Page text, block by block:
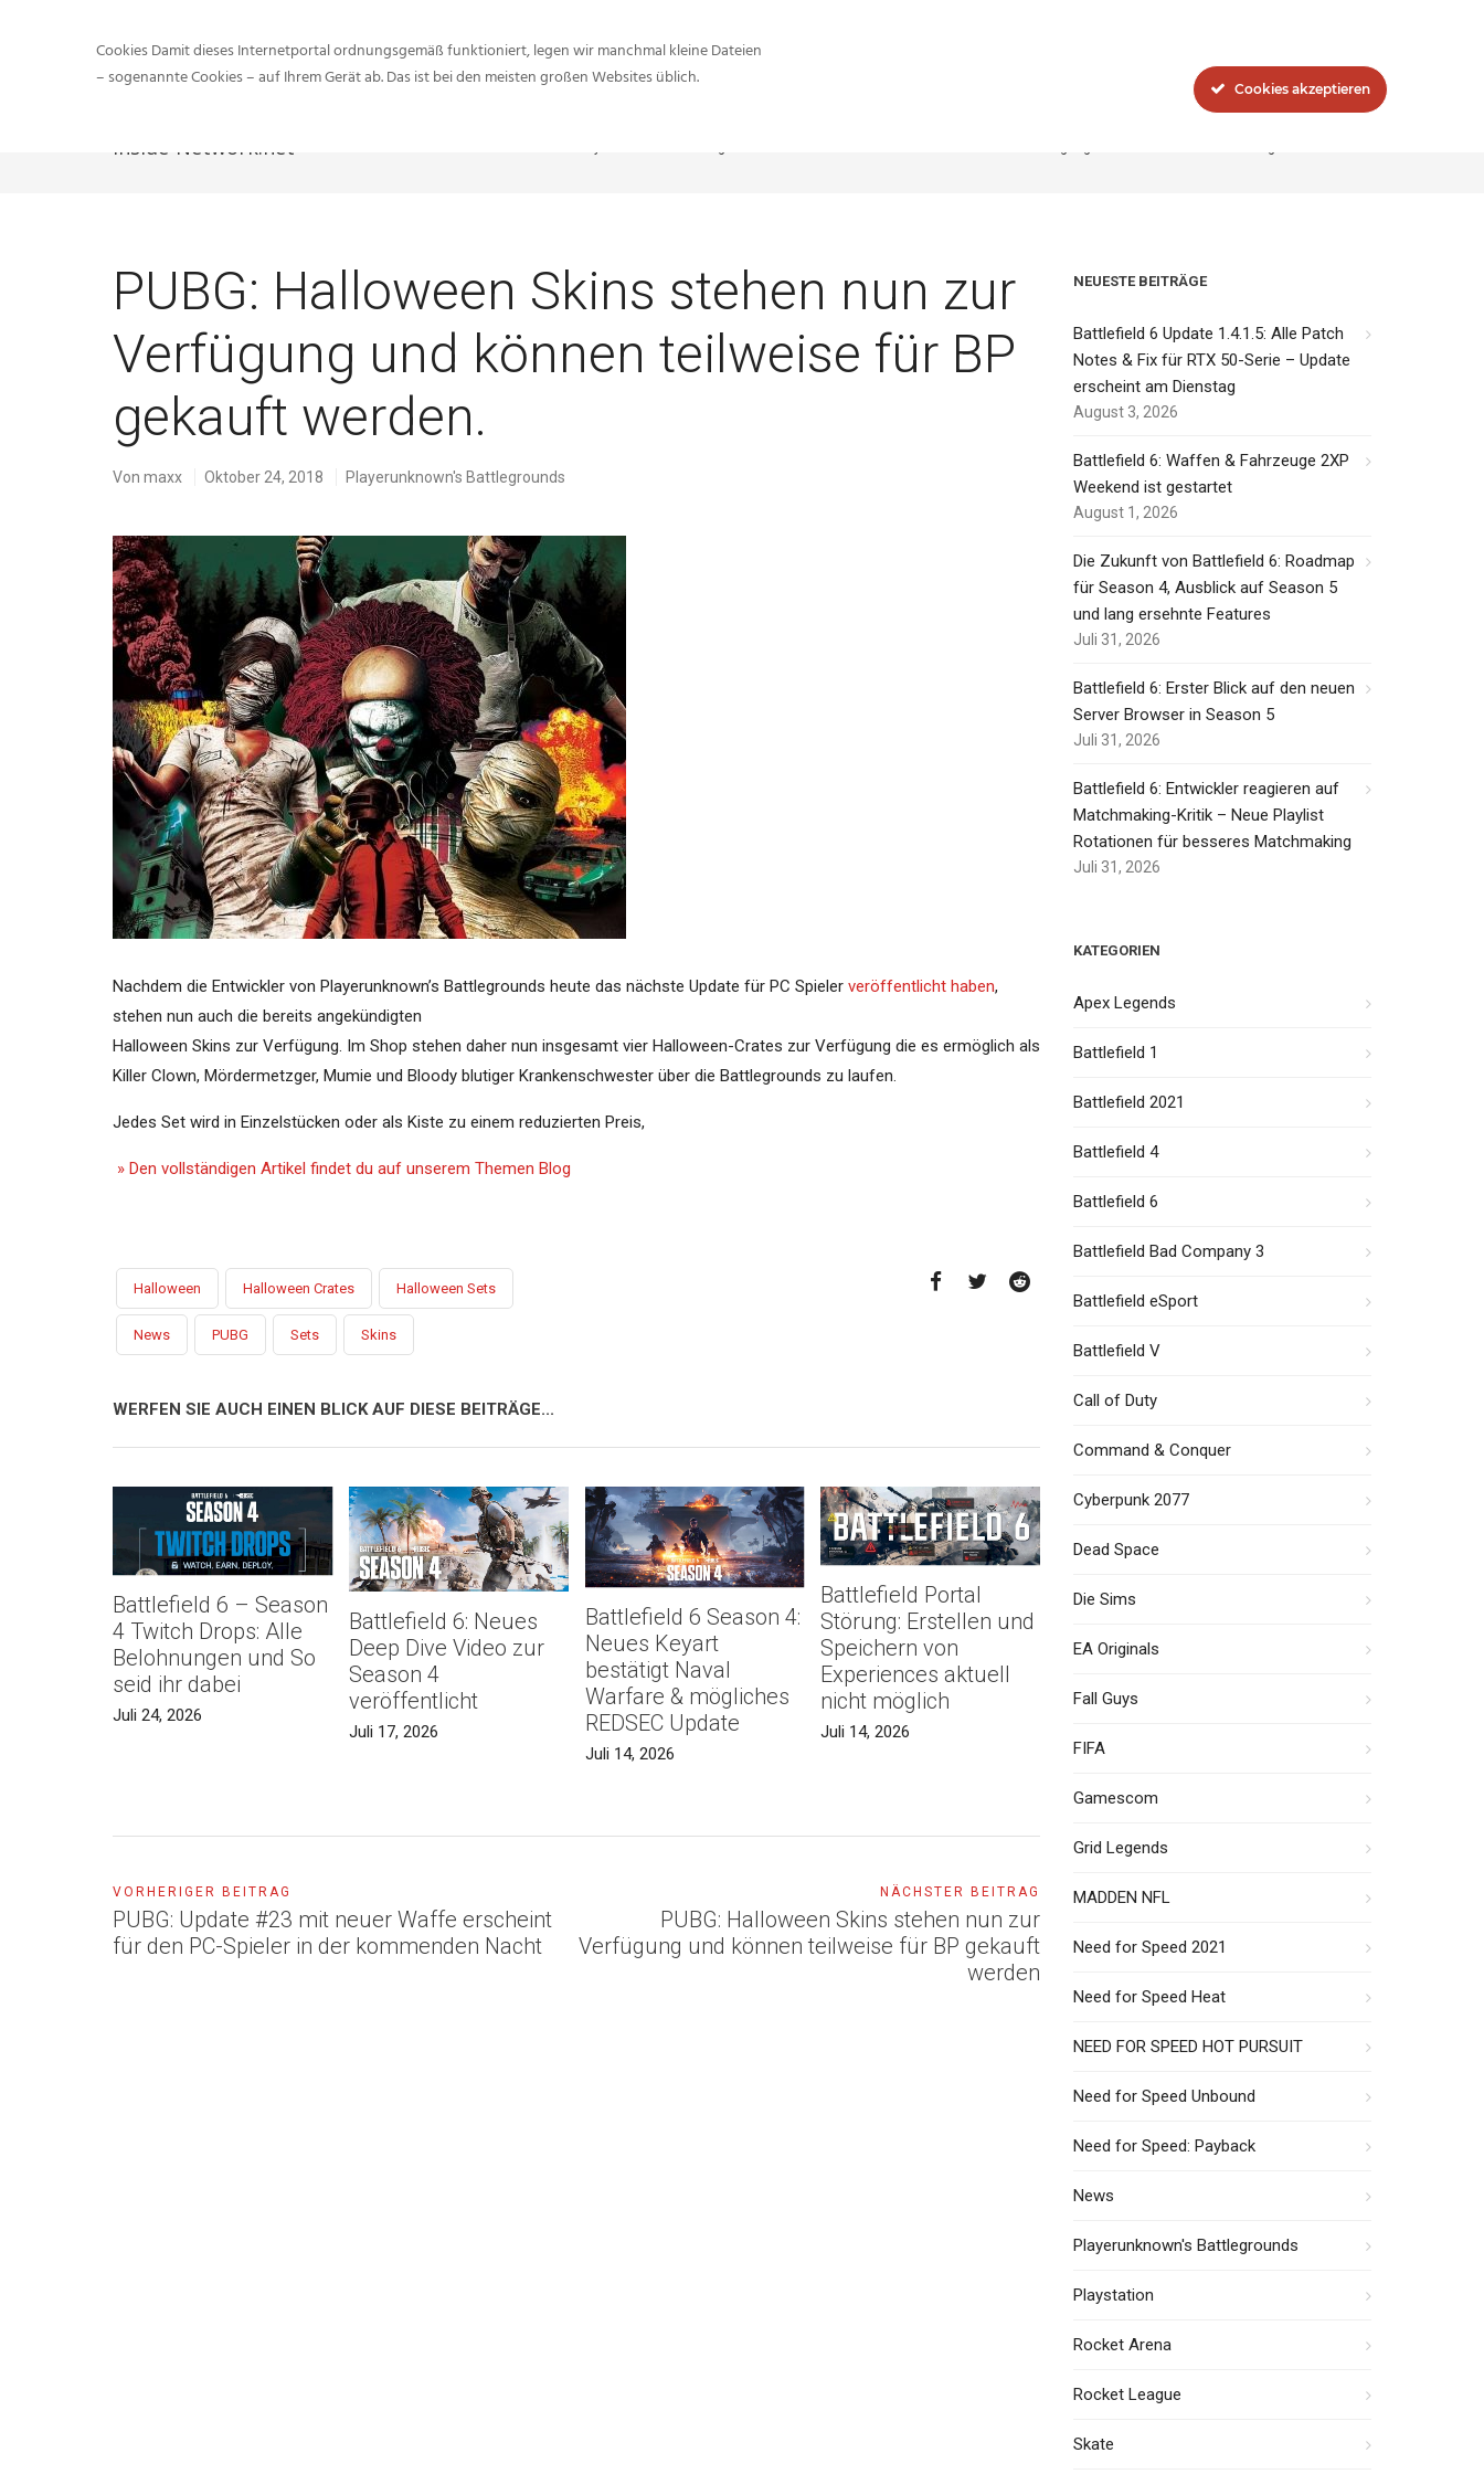
Inside-Network.net
PUBG: Halloween Skins stehen nun zur
Verfügung und können teilweise für BP
gekauft werden.
Von maxx Oktober 24, 2018 Playerunknown's Battlegrounds
Nachdem die Entwickler von Playerunknown’s Battlegrounds heute das nächste Update für PC Spieler veröffentlicht haben,
stehen nun auch die bereits angekündigten
Halloween Skins zur Verfügung. Im Shop stehen daher nun insgesamt vier Halloween-Crates zur Verfügung die es ermöglich als
Killer Clown, Mördermetzger, Mumie und Bloody blutiger Krankenschwester über die Battlegrounds zu laufen.
Jedes Set wird in Einzelstücken oder als Kiste zu einem reduzierten Preis,
» Den vollständigen Artikel findet du auf unserem Themen Blog
Halloween Halloween Crates Halloween Sets
News PUBG Sets Skins
WERFEN SIE AUCH EINEN BLICK AUF DIESE BEITRÄGE...
Battlefield 6 – Season
4 Twitch Drops: Alle
Belohnungen und So
seid ihr dabei
Juli 24, 2026
Battlefield 6: Neues
Deep Dive Video zur
Season 4
veröffentlicht
Juli 17, 2026
Battlefield 6 Season 4:
Neues Keyart
bestätigt Naval
Warfare & mögliches
REDSEC Update
Juli 14, 2026
Battlefield Portal
Störung: Erstellen und
Speichern von
Experiences aktuell
nicht möglich
Juli 14, 2026
VORHERIGER BEITRAG
PUBG: Update #23 mit neuer Waffe erscheint
für den PC-Spieler in der kommenden Nacht
NÄCHSTER BEITRAG
PUBG: Halloween Skins stehen nun zur
Verfügung und können teilweise für BP gekauft
werden
NEUESTE BEITRÄGE
Battlefield 6 Update 1.4.1.5: Alle Patch
Notes & Fix für RTX 50-Serie – Update
erscheint am Dienstag
August 3, 2026
Battlefield 6: Waffen & Fahrzeuge 2XP
Weekend ist gestartet
August 1, 2026
Die Zukunft von Battlefield 6: Roadmap
für Season 4, Ausblick auf Season 5
und lang ersehnte Features
Juli 31, 2026
Battlefield 6: Erster Blick auf den neuen
Server Browser in Season 5
Juli 31, 2026
Battlefield 6: Entwickler reagieren auf
Matchmaking-Kritik – Neue Playlist
Rotationen für besseres Matchmaking
Juli 31, 2026
KATEGORIEN
Apex Legends
Battlefield 1
Battlefield 2021
Battlefield 4
Battlefield 6
Battlefield Bad Company 3
Battlefield eSport
Battlefield V
Call of Duty
Command & Conquer
Cyberpunk 2077
Dead Space
Die Sims
EA Originals
Fall Guys
FIFA
Gamescom
Grid Legends
MADDEN NFL
Need for Speed 2021
Need for Speed Heat
NEED FOR SPEED HOT PURSUIT
Need for Speed Unbound
Need for Speed: Payback
News
Playerunknown's Battlegrounds
Playstation
Rocket Arena
Rocket League
Skate
Cookies Damit dieses Internetportal ordnungsgemäß funktioniert, legen wir manchmal kleine Dateien
– sogenannte Cookies – auf Ihrem Gerät ab. Das ist bei den meisten großen Websites üblich.
Cookies akzeptieren